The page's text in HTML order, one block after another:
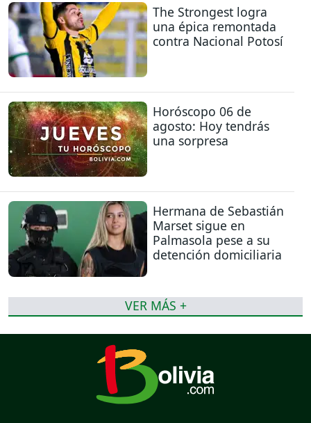
The Strongest logra
una épica remontada
contra Nacional Potosí
Horóscopo 06 de
agosto: Hoy tendrás
una sorpresa
Hermana de Sebastián
Marset sigue en
Palmasola pese a su
detención domiciliaria
VER MÁS +